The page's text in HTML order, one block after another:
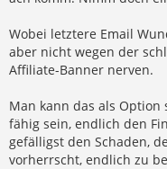
Wobei letztere Email
aber nicht wegen der
Affiliate-Banner nerven.
Man kann das als Option
fähig sein, endlich den
gefälligst den Schaden,
vorherrscht, endlich zu